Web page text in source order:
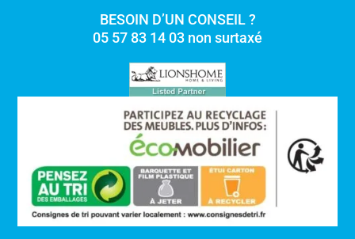
BESOIN D’UN CONSEIL ?
05 57 83 14 03 non surtaxé